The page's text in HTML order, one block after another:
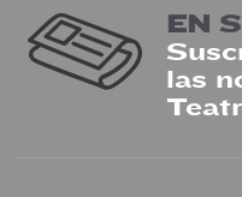
EN
las